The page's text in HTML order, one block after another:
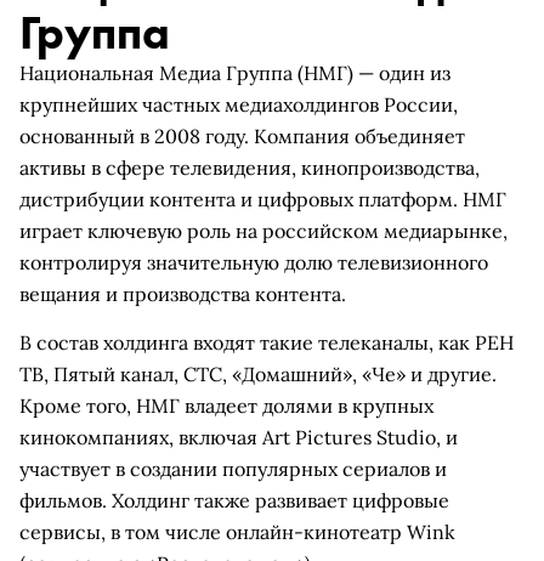
Группа
Национальная Медиа Группа (НМГ) — один из
крупнейших частных медиахолдингов России,
основанный в 2008 году. Компания объединяет
активы в сфере телевидения, кинопроизводства,
дистрибуции контента и цифровых платформ. НМГ
играет ключевую роль на российском медиарынке,
контролируя значительную долю телевизионного
вещания и производства контента.
В состав холдинга входят такие телеканалы, как РЕН
ТВ, Пятый канал, СТС, «Домашний», «Че» и другие.
Кроме того, НМГ владеет долями в крупных
кинокомпаниях, включая Art Pictures Studio, и
участвует в создании популярных сериалов и
фильмов. Холдинг также развивает цифровые
сервисы, в том числе онлайн-кинотеатр Wink